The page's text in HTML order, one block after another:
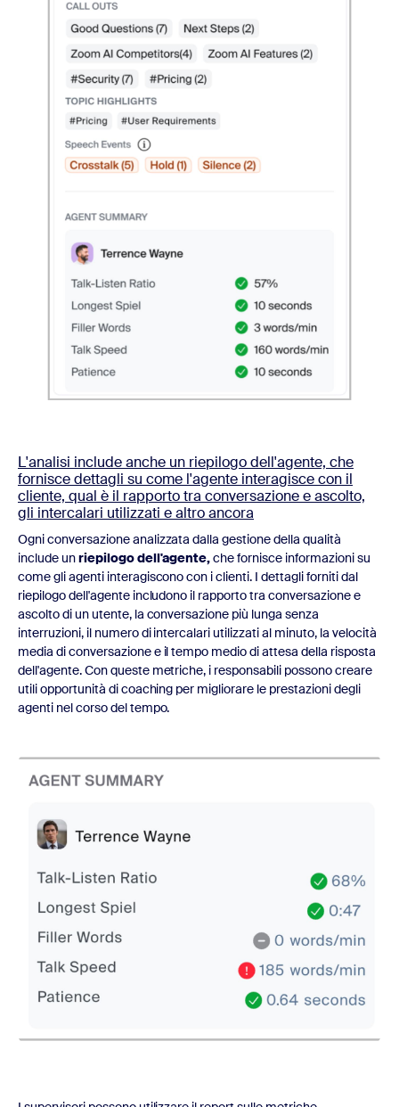
L'analisi include anche un riepilogo dell'agente, che
fornisce dettagli su come l'agente interagisce con il
cliente, qual è il rapporto tra conversazione e ascolto,
gli intercalari utilizzati e altro ancora
Ogni conversazione analizzata dalla gestione della qualità
include unriepilogo dell'agente,che fornisce informazioni su
come gli agenti interagiscono con i clienti. I dettagli forniti dal
riepilogo dell'agente includono il rapporto tra conversazione e
ascolto di un utente, la conversazione più lunga senza
interruzioni, il numero di intercalari utilizzati al minuto, la velocità
media di conversazione e il tempo medio di attesa della risposta
dell'agente. Con queste metriche, i responsabili possono creare
utili opportunità di coaching per migliorare le prestazioni degli
agenti nel corso del tempo.